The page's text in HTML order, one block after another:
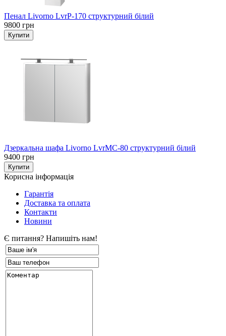
Пенал Livorno LvrP-170 структурний білий
9800 грн
Дзеркальна шафа Livorno LvrMC-80 структурний білий
9400 грн
Корисна інформація
Гарантія
Доставка та оплата
Контакти
Новини
Є питання? Напишіть нам!